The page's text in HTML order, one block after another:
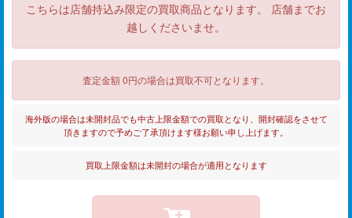
こちらは店舗持込み限定の買取商品となります。 店舗までお
越しくださいませ。
査定金額 0円の場合は買取不可となります。
海外版の場合は未開封品でも中古上限金額での買取となり、開封確認をさせて
頂きますので予めご了承頂けます様お願い申し上げます。
買取上限金額は未開封の場合が適用となります